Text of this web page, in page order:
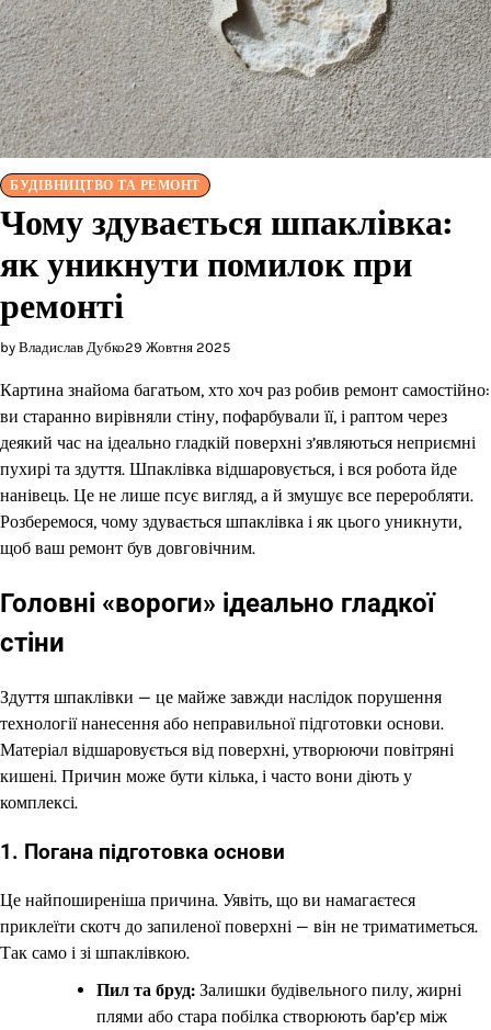
БУДІВНИЦТВО ТА РЕМОНТ
Чому здувається шпаклівка:
як уникнути помилок при
ремонті
by Владислав Дубко29 Жовтня 2025
Картина знайома багатьом, хто хоч раз робив ремонт самостійно:
ви старанно вирівняли стіну, пофарбували її, і раптом через
деякий час на ідеально гладкій поверхні з’являються неприємні
пухирі та здуття. Шпаклівка відшаровується, і вся робота йде
нанівець. Це не лише псує вигляд, а й змушує все переробляти.
Розберемося, чому здувається шпаклівка і як цього уникнути,
щоб ваш ремонт був довговічним.
Головні «вороги» ідеально гладкої
стіни
Здуття шпаклівки — це майже завжди наслідок порушення
технології нанесення або неправильної підготовки основи.
Матеріал відшаровується від поверхні, утворюючи повітряні
кишені. Причин може бути кілька, і часто вони діють у
комплексі.
1. Погана підготовка основи
Це найпоширеніша причина. Уявіть, що ви намагаєтеся
приклеїти скотч до запиленої поверхні — він не триматиметься.
Так само і зі шпаклівкою.
Пил та бруд: Залишки будівельного пилу, жирні
плями або стара побілка створюють бар’єр між